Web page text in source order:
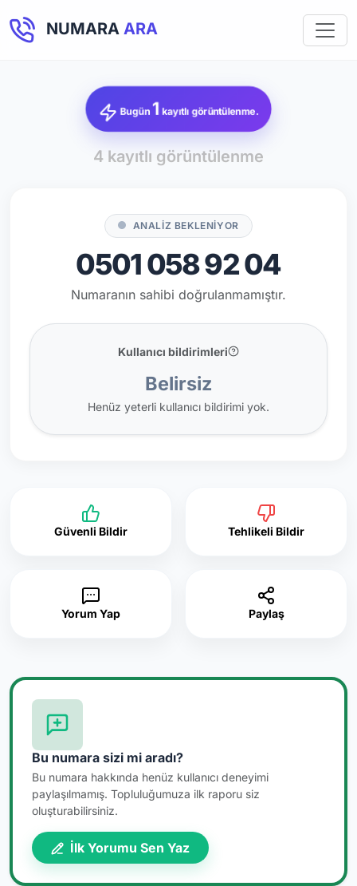
NUMARA ARA
Bugün1 kayıtlı görüntülenme.
4 kayıtlı görüntülenme
ANALİZ BEKLENİYOR
0501 058 92 04
Numaranın sahibi doğrulanmamıştır.
Kullanıcı bildirimleri
Belirsiz
Henüz yeterli kullanıcı bildirimi yok.
Güvenli Bildir Tehlikeli Bildir
Yorum Yap Paylaş
Bu numara sizi mi aradı?
Bu numara hakkında henüz kullanıcı deneyimi
paylaşılmamış. Topluluğumuza ilk raporu siz
oluşturabilirsiniz.
İlk Yorumu Sen Yaz